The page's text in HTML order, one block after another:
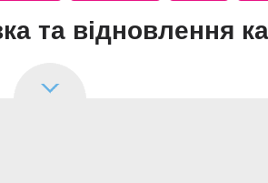
та відновлення